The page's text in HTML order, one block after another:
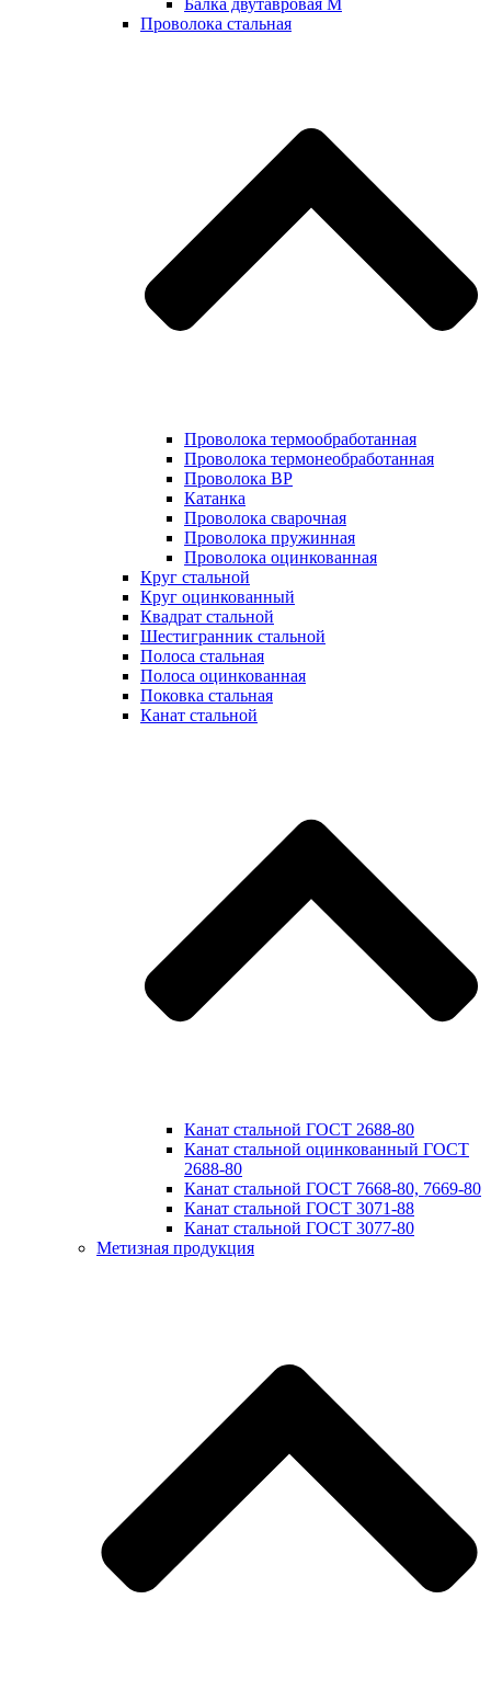
Балка двутавровая М
Проволока стальная
Проволока термообработанная
Проволока термонеобработанная
Проволока ВР
Катанка
Проволока сварочная
Проволока пружинная
Проволока оцинкованная
Круг стальной
Круг оцинкованный
Квадрат стальной
Шестигранник стальной
Полоса стальная
Полоса оцинкованная
Поковка стальная
Канат стальной
Канат стальной ГОСТ 2688-80
Канат стальной оцинкованный ГОСТ
2688-80
Канат стальной ГОСТ 7668-80, 7669-80
Канат стальной ГОСТ 3071-88
Канат стальной ГОСТ 3077-80
Метизная продукция